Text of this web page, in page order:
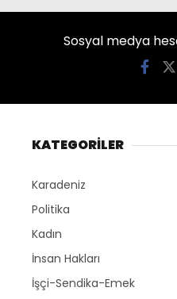
Sosyal medya
KATEGORİLER
Karadeniz
Politika
Kadın
İnsan Hakları
İşçi-Sendika-Emek